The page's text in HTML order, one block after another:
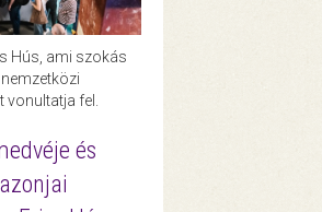
Hús, ami szokás
fel.
és